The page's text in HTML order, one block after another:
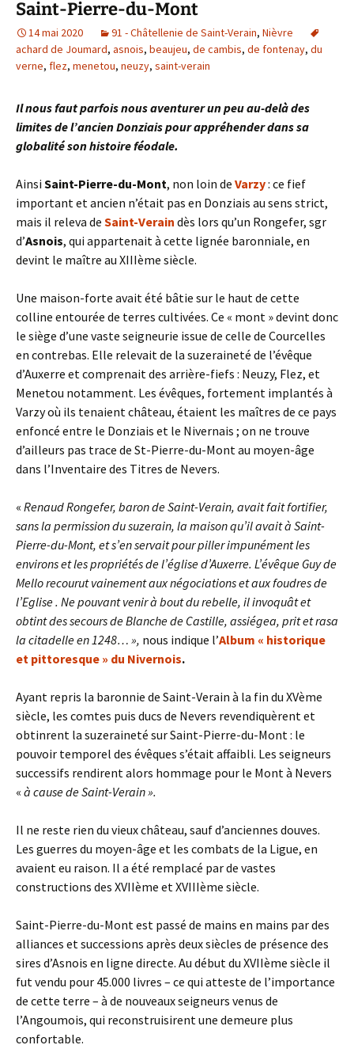
Saint-Pierre-du-Mont
14 mai 2020 91 - Châtellenie de Saint-Verain, Nièvre
achard de Joumard, asnois, beaujeu, de cambis, de fontenay, du
verne, flez, menetou, neuzy, saint-verain
Il nous faut parfois nous aventurer un peu au-delà des
limites de l’ancien Donziais pour appréhender dans sa
globalité son histoire féodale.
Ainsi Saint-Pierre-du-Mont, non loin de Varzy: ce fief
important et ancien n’était pas en Donziais au sens strict,
mais il releva de Saint-Verain dès lors qu’un Rongefer, sgr
d’Asnois, qui appartenait à cette lignée baronniale, en
devint le maître au XIIIème siècle.
Une maison-forte avait été bâtie sur le haut de cette
colline entourée de terres cultivées. Ce « mont » devint donc
le siège d’une vaste seigneurie issue de celle de Courcelles
en contrebas. Elle relevait de la suzeraineté de l’évêque
d’Auxerre et comprenait des arrière-fiefs : Neuzy, Flez, et
Menetou notamment. Les évêques, fortement implantés à
Varzy où ils tenaient château, étaient les maîtres de ce pays
enfoncé entre le Donziais et le Nivernais ; on ne trouve
d’ailleurs pas trace de St-Pierre-du-Mont au moyen-âge
dans l’Inventaire des Titres de Nevers.
« Renaud Rongefer, baron de Saint-Verain, avait fait fortifier,
sans la permission du suzerain, la maison qu’il avait à Saint-
Pierre-du-Mont, et s’en servait pour piller impunément les
environs et les propriétés de l’église d’Auxerre. L’évêque Guy de
Mello recourut vainement aux négociations et aux foudres de
l’Eglise . Ne pouvant venir à bout du rebelle, il invoquât et
obtint des secours de Blanche de Castille, assiégea, prit et rasa
la citadelle en 1248… », nous indique l’Album « historique
et pittoresque » du Nivernois.
Ayant repris la baronnie de Saint-Verain à la fin du XVème
siècle, les comtes puis ducs de Nevers revendiquèrent et
obtinrent la suzeraineté sur Saint-Pierre-du-Mont : le
pouvoir temporel des évêques s’était affaibli. Les seigneurs
successifs rendirent alors hommage pour le Mont à Nevers
« à cause de Saint-Verain ».
Il ne reste rien du vieux château, sauf d’anciennes douves.
Les guerres du moyen-âge et les combats de la Ligue, en
avaient eu raison. Il a été remplacé par de vastes
constructions des XVIIème et XVIIIème siècle.
Saint-Pierre-du-Mont est passé de mains en mains par des
alliances et successions après deux siècles de présence des
sires d’Asnois en ligne directe. Au début du XVIIème siècle il
fut vendu pour 45.000 livres – ce qui atteste de l’importance
de cette terre – à de nouveaux seigneurs venus de
l’Angoumois, qui reconstruisirent une demeure plus
confortable.